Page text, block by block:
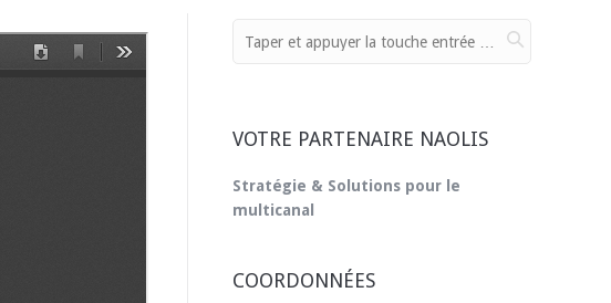
VOTRE PARTENAIRE NAOLIS
Stratégie & Solutions pour le
multicanal
COORDONNÉES